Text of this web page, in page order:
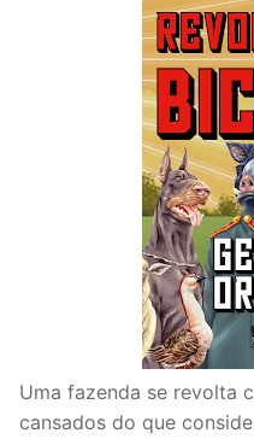
Uma fazenda se revolta
cansados do que